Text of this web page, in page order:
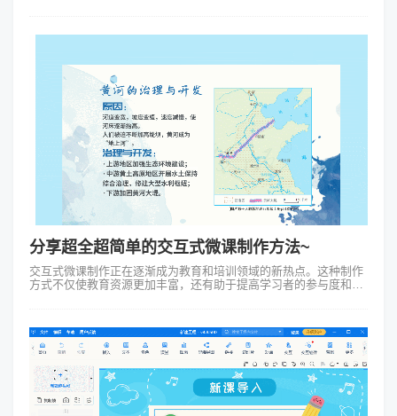
分享超全超简单的交互式微课制作方法~
交互式微课制作正在逐渐成为教育和培训领域的新热点。这种制作
方式不仅使教育资源更加丰富，还有助于提高学习者的参与度和兴